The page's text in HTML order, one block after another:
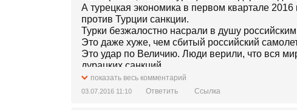
А турецкая экономика в первом квартале
против Турции санкции.
Турки безжалостно насрали в душу
Это даже хуже, чем сбитый российский
Это удар по Величию. Люди верили, что вся
дурацких санкций…
Каждый раздавленный гусеницами
очередным гвоздем в гроб блока НАТО.
показать весь комментарий
03.07.2016 11:10 Ответить Ссылка